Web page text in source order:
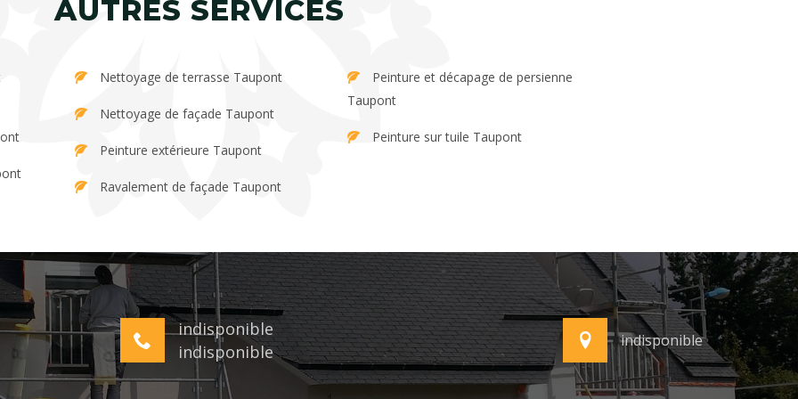
AUTRES SERVICES
Nettoyage de terrasse Taupont
Nettoyage de façade Taupont
Peinture extérieure Taupont
Ravalement de façade Taupont
Taupont
Peinture sur tuile Taupont
indisponible
indisponible
indisponible